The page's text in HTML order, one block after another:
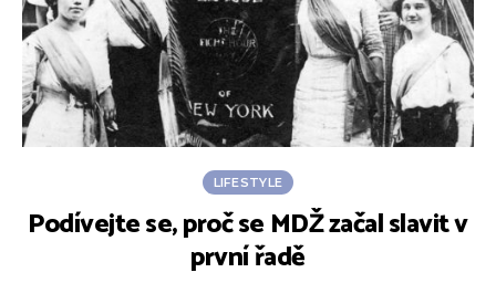
LIFESTYLE
Podívejte se, proč se MDŽ začal slavit v
první řadě